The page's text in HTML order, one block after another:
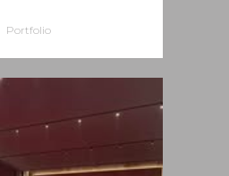
Portfolio